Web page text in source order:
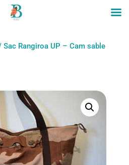
Rangiroa UP – Cam sable